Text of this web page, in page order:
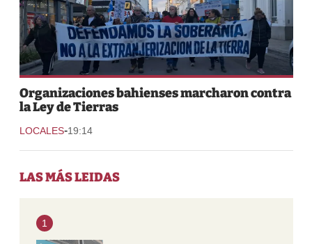
Organizaciones bahienses marcharon contra
la Ley de Tierras
LOCALES-19:14
LAS MÁS LEIDAS
1